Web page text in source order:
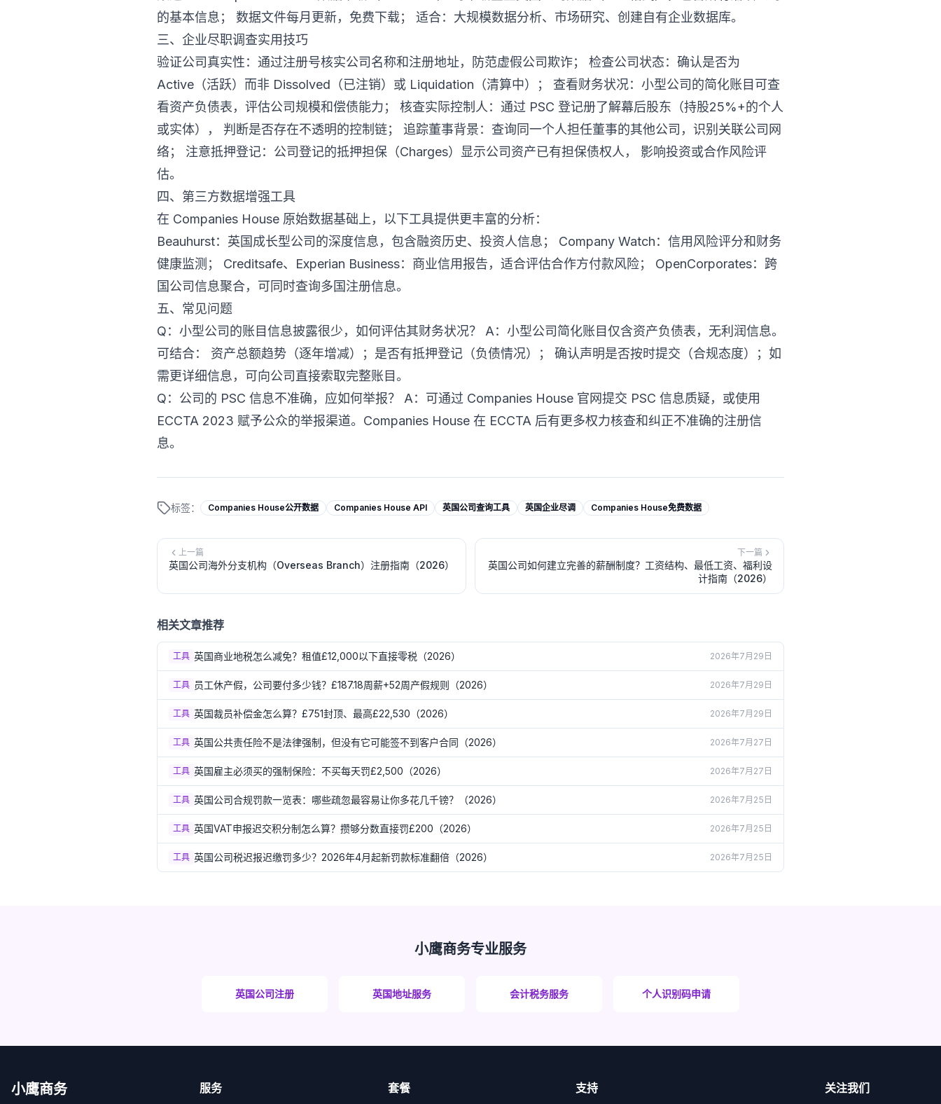
的基本信息； 数据文件每月更新，免费下载； 适合：大规模数据分析、市场研究、创建自有企业数据库。
三、企业尽职调查实用技巧
验证公司真实性：通过注册号核实公司名称和注册地址，防范虚假公司欺诈； 检查公司状态：确认是否为
Active（活跃）而非 Dissolved（已注销）或 Liquidation（清算中）； 查看财务状况：小型公司的简化账目可查
看资产负债表，评估公司规模和偿债能力； 核查实际控制人：通过 PSC 登记册了解幕后股东（持股25%+的个人
或实体）， 判断是否存在不透明的控制链； 追踪董事背景：查询同一个人担任董事的其他公司，识别关联公司网
络； 注意抵押登记：公司登记的抵押担保（Charges）显示公司资产已有担保债权人， 影响投资或合作风险评
估。
四、第三方数据增强工具
在 Companies House 原始数据基础上，以下工具提供更丰富的分析：
Beauhurst：英国成长型公司的深度信息，包含融资历史、投资人信息； Company Watch：信用风险评分和财务
健康监测； Creditsafe、Experian Business：商业信用报告，适合评估合作方付款风险； OpenCorporates：跨
国公司信息聚合，可同时查询多国注册信息。
五、常见问题
Q：小型公司的账目信息披露很少，如何评估其财务状况？ A：小型公司简化账目仅含资产负债表，无利润信息。
可结合： 资产总额趋势（逐年增减）；是否有抵押登记（负债情况）； 确认声明是否按时提交（合规态度）；如
需更详细信息，可向公司直接索取完整账目。
Q：公司的 PSC 信息不准确，应如何举报？ A：可通过 Companies House 官网提交 PSC 信息质疑，或使用
ECCTA 2023 赋予公众的举报渠道。Companies House 在 ECCTA 后有更多权力核查和纠正不准确的注册信
息。
标签： Companies House公开数据 Companies House API 英国公司查询工具 英国企业尽调 Companies House免费数据
上一篇
英国公司海外分支机构（Overseas Branch）注册指南（2026）
下一篇
英国公司如何建立完善的薪酬制度？工资结构、最低工资、福利设
计指南（2026）
相关文章推荐
工具 英国商业地税怎么减免？租值£12,000以下直接零税（2026） 2026年7月29日
工具 员工休产假，公司要付多少钱？£187.18周薪+52周产假规则（2026） 2026年7月29日
工具 英国裁员补偿金怎么算？£751封顶、最高£22,530（2026） 2026年7月29日
工具 英国公共责任险不是法律强制，但没有它可能签不到客户合同（2026） 2026年7月27日
工具 英国雇主必须买的强制保险：不买每天罚£2,500（2026） 2026年7月27日
工具 英国公司合规罚款一览表：哪些疏忽最容易让你多花几千镑？（2026） 2026年7月25日
工具 英国VAT申报迟交积分制怎么算？攒够分数直接罚£200（2026） 2026年7月25日
工具 英国公司税迟报迟缴罚多少？2026年4月起新罚款标准翻倍（2026） 2026年7月25日
小鹰商务专业服务
英国公司注册 英国地址服务 会计税务服务 个人识别码申请
小鹰商务 服务 套餐 支持 关注我们